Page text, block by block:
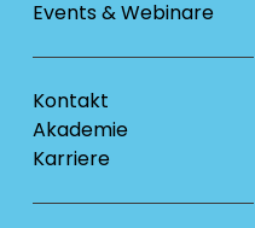
Events & Webinare
Kontakt
Akademie
Karriere